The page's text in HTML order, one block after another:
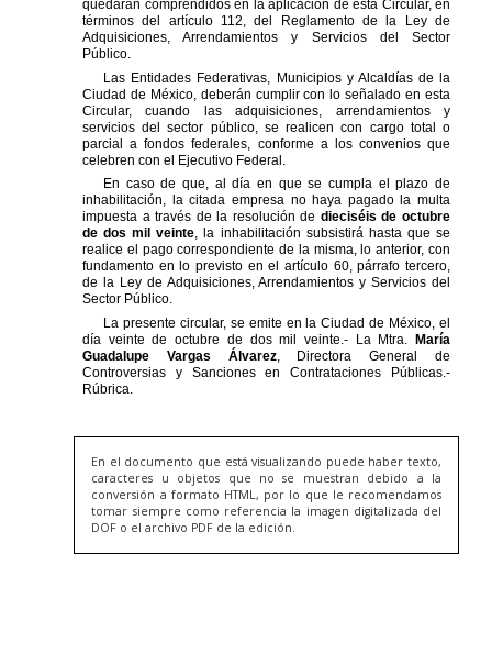
En el documento que está visualizando puede haber texto,
caracteres u objetos que no se muestran debido a la
conversión a formato HTML, por lo que le recomendamos
tomar siempre como referencia la imagen digitalizada del
DOF o el archivo PDF de la edición.